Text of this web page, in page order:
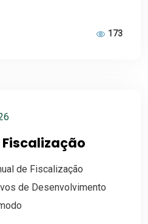
173
Fiscalização
de Fiscalização
de Desenvolvimento